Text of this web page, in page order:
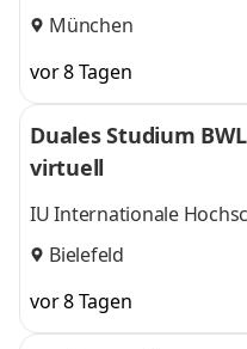
München
vor 8 Tagen
Duales Studium
virtuell
IU Internationale
Bielefeld
vor 8 Tagen